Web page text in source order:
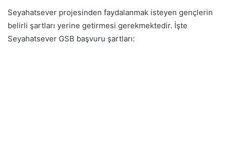
Seyahatsever projesinden faydalanmak isteyen gençlerin
belirli şartları yerine getirmesi gerekmektedir. İşte
Seyahatsever GSB başvuru şartları: